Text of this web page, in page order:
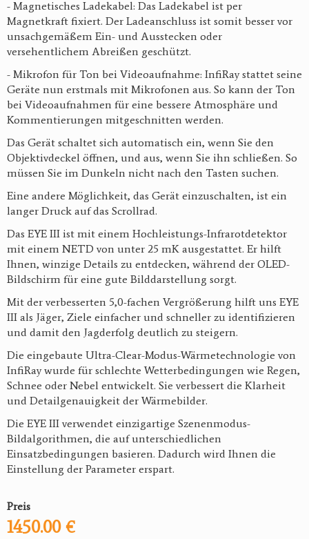
- Magnetisches Ladekabel: Das Ladekabel ist per
Magnetkraft fixiert. Der Ladeanschluss ist somit besser vor
unsachgemäßem Ein- und Ausstecken oder
versehentlichem Abreißen geschützt.
- Mikrofon für Ton bei Videoaufnahme: InfiRay stattet seine
Geräte nun erstmals mit Mikrofonen aus. So kann der Ton
bei Videoaufnahmen für eine bessere Atmosphäre und
Kommentierungen mitgeschnitten werden.
Das Gerät schaltet sich automatisch ein, wenn Sie den
Objektivdeckel öffnen, und aus, wenn Sie ihn schließen. So
müssen Sie im Dunkeln nicht nach den Tasten suchen.
Eine andere Möglichkeit, das Gerät einzuschalten, ist ein
langer Druck auf das Scrollrad.
Das EYE III ist mit einem Hochleistungs-Infrarotdetektor
mit einem NETD von unter 25 mK ausgestattet. Er hilft
Ihnen, winzige Details zu entdecken, während der OLED-
Bildschirm für eine gute Bilddarstellung sorgt.
Mit der verbesserten 5,0-fachen Vergrößerung hilft uns EYE
III als Jäger, Ziele einfacher und schneller zu identifizieren
und damit den Jagderfolg deutlich zu steigern.
Die eingebaute Ultra-Clear-Modus-Wärmetechnologie von
InfiRay wurde für schlechte Wetterbedingungen wie Regen,
Schnee oder Nebel entwickelt. Sie verbessert die Klarheit
und Detailgenauigkeit der Wärmebilder.
Die EYE III verwendet einzigartige Szenenmodus-
Bildalgorithmen, die auf unterschiedlichen
Einsatzbedingungen basieren. Dadurch wird Ihnen die
Einstellung der Parameter erspart.
Preis
1450.00 €